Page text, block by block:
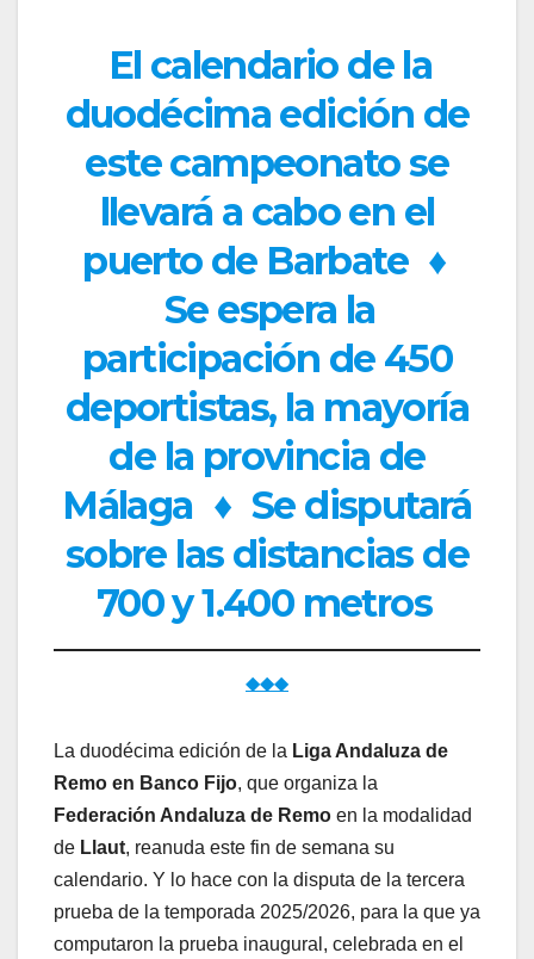
El calendario de la
duodécima edición de
este campeonato se
llevará a cabo en el
puerto de Barbate ♦
Se espera la
participación de 450
deportistas, la mayoría
de la provincia de
Málaga ♦ Se disputará
sobre las distancias de
700 y 1.400 metros
◆◆◆
La duodécima edición de la Liga Andaluza de
Remo en Banco Fijo, que organiza la
Federación Andaluza de Remo en la modalidad
de Llaut, reanuda este fin de semana su
calendario. Y lo hace con la disputa de la tercera
prueba de la temporada 2025/2026, para la que ya
computaron la prueba inaugural, celebrada en el